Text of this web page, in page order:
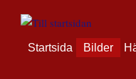
Startsida Bilder